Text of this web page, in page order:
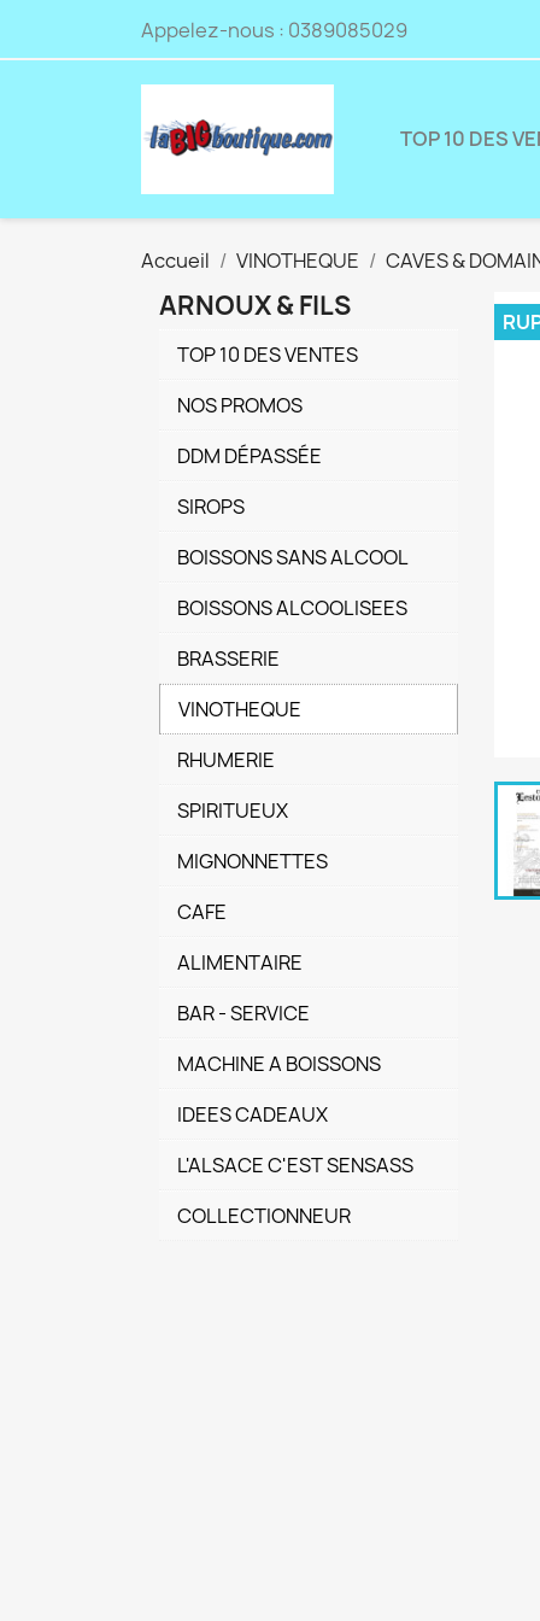
Appelez-nous : 0389085029
TOP 10 DES
Accueil VINOTHEQUE CAVES &
ARNOUX & FILS
TOP 10 DES VENTES
NOS PROMOS
DDM DÉPASSÉE
SIROPS
BOISSONS SANS ALCOOL
BOISSONS ALCOOLISEES
BRASSERIE
VINOTHEQUE
RHUMERIE
SPIRITUEUX
MIGNONNETTES
CAFE
ALIMENTAIRE
BAR - SERVICE
MACHINE A BOISSONS
IDEES CADEAUX
L'ALSACE C'EST SENSASS
COLLECTIONNEUR